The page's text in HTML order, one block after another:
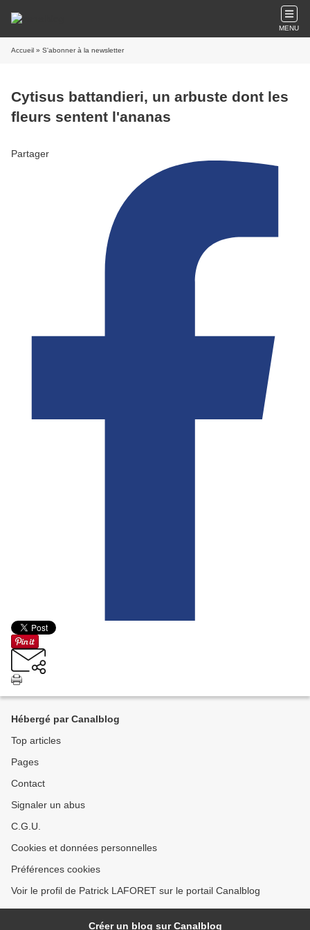
MENU
Accueil » S'abonner à la newsletter
Cytisus battandieri, un arbuste dont les
fleurs sentent l'ananas
Partager
Hébergé par Canalblog
Top articles
Pages
Contact
Signaler un abus
C.G.U.
Cookies et données personnelles
Préférences cookies
Voir le profil de Patrick LAFORET sur le portail Canalblog
Créer un blog sur Canalblog